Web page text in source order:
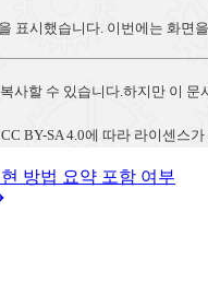
표시했습니다. 이번에는 화면
사할 수 있습니다.하지만 이
BY-SA 4.0에 따라 라이센스
방법 요약 포함 여부